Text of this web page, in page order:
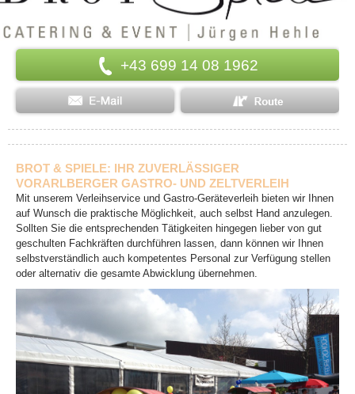
+43 699 14 08 1962
BROT & SPIELE: IHR ZUVERLÄSSIGER
VORARLBERGER GASTRO- UND ZELTVERLEIH
Mit unserem Verleihservice und Gastro-Geräteverleih bieten wir Ihnen
auf Wunsch die praktische Möglichkeit, auch selbst Hand anzulegen.
Sollten Sie die entsprechenden Tätigkeiten hingegen lieber von gut
geschulten Fachkräften durchführen lassen, dann können wir Ihnen
selbstverständlich auch kompetentes Personal zur Verfügung stellen
oder alternativ die gesamte Abwicklung übernehmen.